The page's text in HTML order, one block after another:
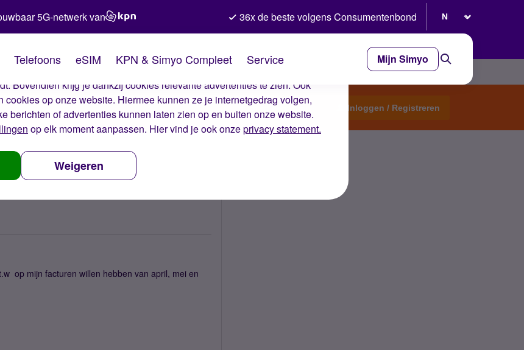
van Simyo
op onze website. Met deze cookies zorgen wij ervoor dat je ervaring op de
Bovendien krijg je dankzij cookies relevante advertenties te zien. Ook
cookies op onze website. Hiermee kunnen ze je internetgedrag volgen,
berichten of advertenties kunnen laten zien op en buiten onze website.
op elk moment aanpassen. Hier vind je ook onzeprivacy statement.
Weigeren
5G-netwerk van 36x de beste volgens Consumentenbond
Telefoons eSIM KPN & Simyo Compleet Service Mijn Simyo
Start een topic Inloggen / Registreren
op mijn facturen willen hebben van april, mei en